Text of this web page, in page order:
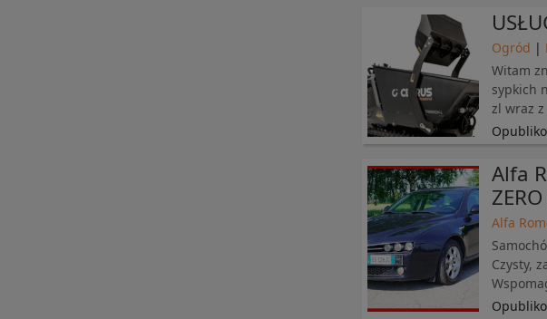
Ogród |
Witam
sypkich
zl wraz z
Alfa
Alfa
Czysty,